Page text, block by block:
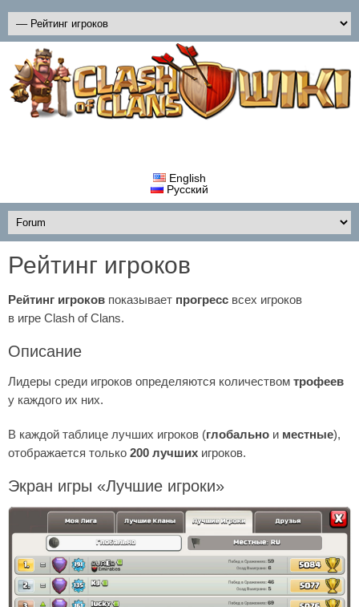
English
Русский
Рейтинг игроков
Рейтинг игроков показывает прогресс всех игроков
в игре Clash of Clans.
Описание
Лидеры среди игроков определяются количеством трофеев
у каждого их них.
В каждой таблице лучших игроков (глобально и местные),
отображается только 200 лучших игроков.
Экран игры «Лучшие игроки»